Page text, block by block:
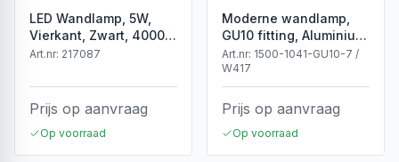
LED Wandlamp, 5W,
Vierkant, Zwart, 4000K
Neutraal Wit
Art.nr: 217087
Prijs op aanvraag
Op voorraad
Moderne wandlamp,
GU10 fitting, Aluminium,
IP65, Corten
Art.nr: 1500-1041-GU10-7 /
W417
Prijs op aanvraag
Op voorraad